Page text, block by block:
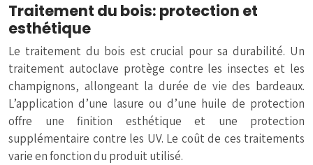
Traitement du bois: protection et
esthétique
Le traitement du bois est crucial pour sa durabilité. Un
traitement autoclave protège contre les insectes et les
champignons, allongeant la durée de vie des bardeaux.
L’application d’une lasure ou d’une huile de protection
offre une finition esthétique et une protection
supplémentaire contre les UV. Le coût de ces traitements
varie en fonction du produit utilisé.